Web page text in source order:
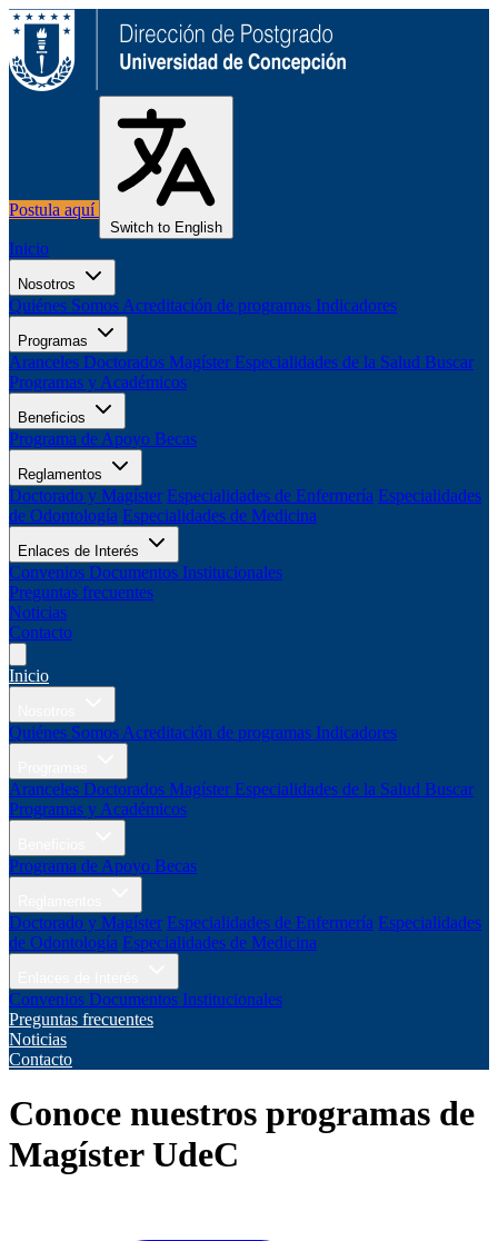
Postula aquí
Switch to English
Inicio
Nosotros
Quiénes Somos Acreditación de programas Indicadores
Programas
Aranceles Doctorados Magíster Especialidades de la Salud Buscar
Programas y Académicos
Beneficios
Programa de Apoyo Becas
Reglamentos
Doctorado y Magíster Especialidades de Enfermería Especialidades
de Odontología Especialidades de Medicina
Enlaces de Interés
Convenios Documentos Institucionales
Preguntas frecuentes
Noticias
Contacto
Inicio
Quiénes Somos Acreditación de programas Indicadores
Aranceles Doctorados Magíster Especialidades de la Salud Buscar
Programas y Académicos
Programa de Apoyo Becas
Doctorado y Magíster Especialidades de Enfermería Especialidades
de Odontología Especialidades de Medicina
Convenios Documentos Institucionales
Preguntas frecuentes
Noticias
Contacto
Conoce nuestros programas de
Magíster UdeC